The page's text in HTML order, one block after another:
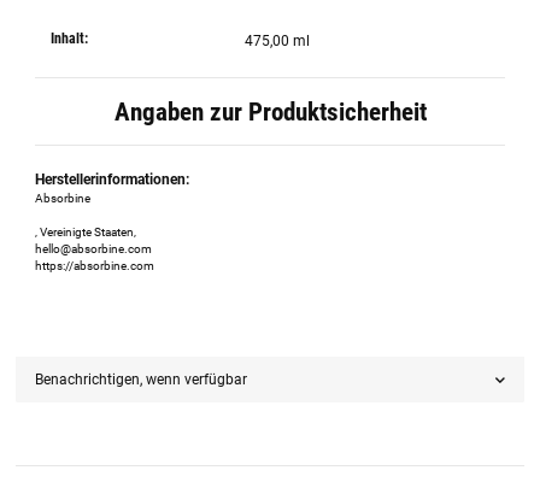
Inhalt: 475,00 ml
Angaben zur Produktsicherheit
Herstellerinformationen:
Absorbine
, Vereinigte Staaten,
hello@absorbine.com
https://absorbine.com
Benachrichtigen, wenn verfügbar